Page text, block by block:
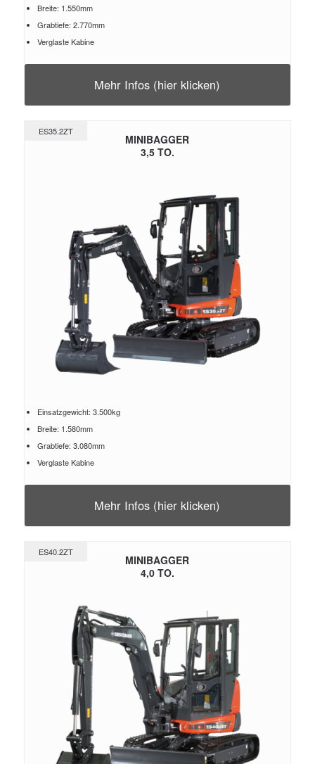
Breite: 1.550mm
Grabtiefe: 2.770mm
Verglaste Kabine
Mehr Infos (hier klicken)
ES35.2ZT
MINIBAGGER
3,5 TO.
Einsatzgewicht: 3.500kg
Breite: 1.580mm
Grabtiefe: 3.080mm
Verglaste Kabine
Mehr Infos (hier klicken)
ES40.2ZT
MINIBAGGER
4,0 TO.